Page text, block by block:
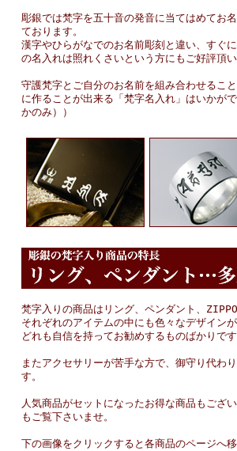
彫銀では梵字を五十音の発音に当てはめてお
ております。
漢字やひらがなでのお名前彫刻と違い、すぐ
の名入れは照れくさいという方にもご好評頂い
守護梵字とご自分のお名前を組み合わせるこ
に作ることが出来る「梵字名入れ」はいか
かのみ））
梵字入りの商品はリング、ペンダント、
それぞれのアイテムの中にも色々なデザイン
どれも自信を持ってお勧めするものばかりです
またアクセサリーが苦手な方で、御守り代わ
す。
人気商品がセットになったお得な商品もござ
もご覧下さいませ。
下の画像をクリックすると各商品のページへ移